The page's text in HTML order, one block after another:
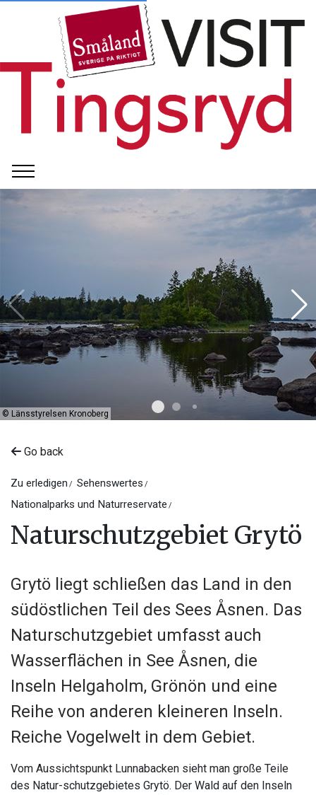
© Länsstyrelsen Kronoberg
Go back
Zu erledigen
Sehenswertes
Nationalparks und Naturreservate
Naturschutzgebiet Grytö
Grytö liegt schließen das Land in den
südöstlichen Teil des Sees Åsnen. Das
Naturschutzgebiet umfasst auch
Wasserflächen in See Åsnen, die
Inseln Helgaholm, Grönön und eine
Reihe von anderen kleineren Inseln.
Reiche Vogelwelt in dem Gebiet.
Vom Aussichtspunkt Lunnabacken sieht man große Teile
des Natur-schutzgebietes Grytö. Der Wald auf den Inseln